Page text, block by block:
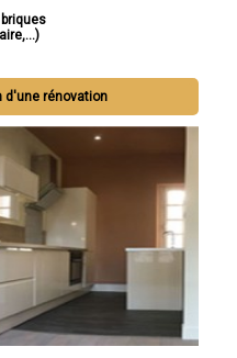
d'une rénovation